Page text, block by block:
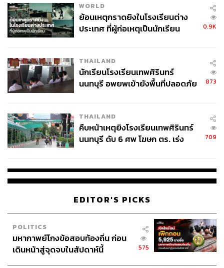
เป็น 2 ใบ พรรคที่เคยคิดว่าใหญ่กลับแฟบลงมา เพราะมีคน
ย้ายเข้าย้ายออก จึงเกิดความรู้สึกใหม่ว่า เป็นการแก้เพื่อเข้า
ทางเพื่อไทยหรือเปล่า
ฉะนั้นอย่าหวังว่าประเทศไทย การเมืองไทยจะพูดคุยด้วย
เหตุผล เพราะทุกอย่างเป็นผลประโยชน์ทั้งสิ้น เพียงแต่ว่าการ
พูดจาต่อหน้าประชาชนใช้เหตุผลทางวิชาการ หลักการ
สารพัดมาพูดให้รู้สึกว่าสิ่งที่ตัวเองพูดนั้นดูดี ไม่ได้มาจากการ
นี้ตัวเองได้เปรียบหรือตัวเองเสียเปรียบ
ผู้ดำเนินรายการถาม พรสันต์ เลี้ยงบุญเลิศชัย ว่าบัตรเลือกตั้ง
ออกแบบกติกาให้ได้เปรียบมากที่สุดใช่หรือไม่
ความคิดเห็นผ่านกรอบทางวิชาการ ผ่านกรอบรัฐธรรมนูญ
การให้เหตุผลว่าการออกแบบแบบนี้ เกิดจากความกลัวว่า
พรรคการเมืองหนึ่งจะแลนด์สไลด์ มันไม่เป็นเหตุเป็นผลใน
ทางหลักการ ในทางรัฐธรรมนูญ เป็นเรื่องทางการเมือง ซึ่ง
ในทางกฎหมายไม่ได้รับฟังอยู่แล้ว
WORLD
ย้อนเหตุกราดยิงในโรงเรียนต่าง
ประเทศ ที่ผู้ก่อเหตุเป็นนักเรียน
0.9K
THAILAND
นักเรียนโรงเรียนเทพศิรินทร์
นนทบุรี อพยพเข้ายังพื้นที่ปลอดภัย
873
THAILAND
คืบหน้าเหตุยิงโรงเรียนเทพศิรินทร์
นนทบุรี ดับ 6 ศพ โฆษก ตร. เร่ง
709
EDITOR'S PICKS
POLITICS
มหากาพย์โกงข้อสอบท้องถิ่น ก่อน
เดินหน้าสู่จุดจบในสัปดาห์นี้
575